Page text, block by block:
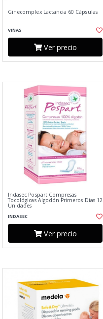
Ginecomplex Lactancia 60 Cápsulas
VIÑAS
Ver precio
Indasec Pospart Compresas
Tocológicas Algodón Primeros Días 12
Unidades
INDASEC
Ver precio